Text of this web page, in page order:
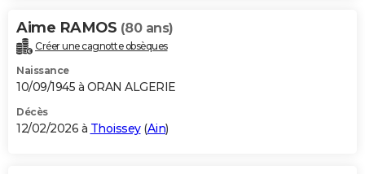
Aime RAMOS (80 ans)
Créer une cagnotte obsèques
Naissance
10/09/1945 à ORAN ALGERIE
Décès
12/02/2026 à Thoissey(Ain)